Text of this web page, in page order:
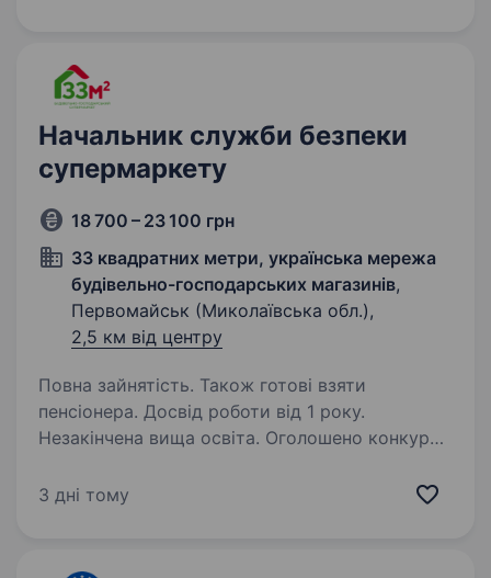
Начальник служби безпеки
супермаркету
18 700 – 23 100 грн
33 квадратних метри, українська мережа
будівельно-господарських магазинів,
Первомайськ (Миколаївська обл.),
2,5 км від центру
Повна зайнятість. Також готові взяти
пенсіонера. Досвід роботи від 1 року.
Незакінчена вища освіта. Оголошено конкурс
служби безпеки супермаркету. Вимоги:
3 дні тому